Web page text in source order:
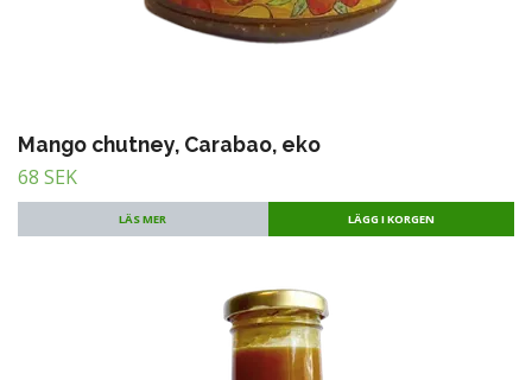
Mango chutney, Carabao, eko
68 SEK
LÄS MER